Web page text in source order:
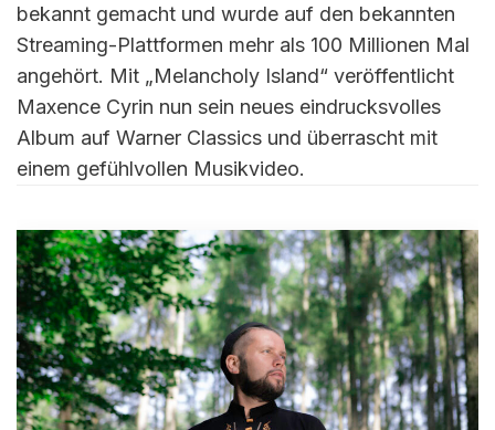
bekannt gemacht und wurde auf den bekannten
Streaming-Plattformen mehr als 100 Millionen Mal
angehört. Mit „Melancholy Island“ veröffentlicht
Maxence Cyrin nun sein neues eindrucksvolles
Album auf Warner Classics und überrascht mit
einem gefühlvollen Musikvideo.